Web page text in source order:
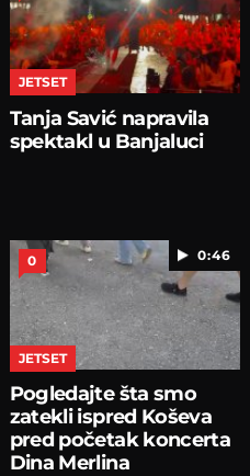
JETSET
Tanja Savić napravila
spektakl u Banjaluci
0:46
0
JETSET
Pogledajte šta smo
zatekli ispred Koševa
pred početak koncerta
Dina Merlina